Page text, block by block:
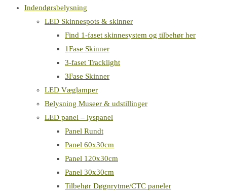
Indendørsbelysning
LED Skinnespots & skinner
Find 1-faset skinnesystem og tilbehør her
1Fase Skinner
3-faset Tracklight
3Fase Skinner
LED Væglamper
Belysning Museer & udstillinger
LED panel – lyspanel
Panel Rundt
Panel 60x30cm
Panel 120x30cm
Panel 30x30cm
Tilbehør Døgnrytme/CTC paneler